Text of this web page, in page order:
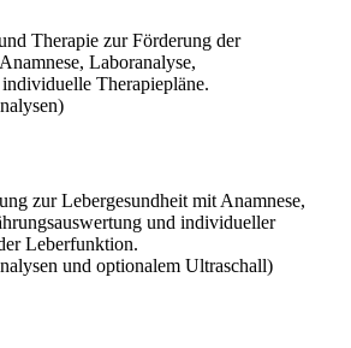
Therapie zur Förderung der
Laboranalyse,
Therapiepläne.
zur Lebergesundheit mit Anamnese,
und individueller
Leberfunktion.
und optionalem Ultraschall)